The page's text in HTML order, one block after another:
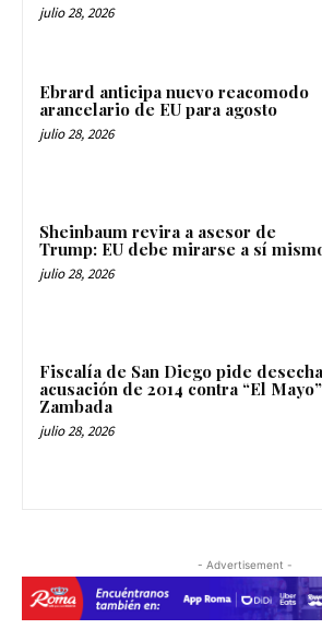
julio 28, 2026
Ebrard anticipa nuevo reacomodo
arancelario de EU para agosto
julio 28, 2026
Sheinbaum revira a asesor de
Trump: EU debe mirarse a sí
julio 28, 2026
Fiscalía de San Diego pide
acusación de 2014 contra “El Mayo”
Zambada
julio 28, 2026
- Advertisement -